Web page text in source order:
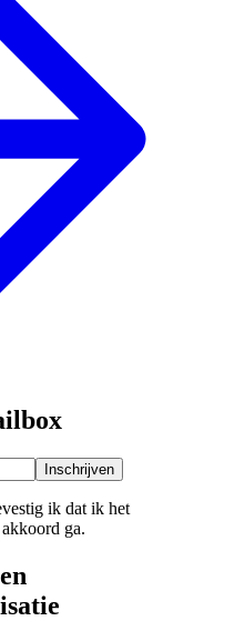
Inschrijven
ik dat ik het
ga.